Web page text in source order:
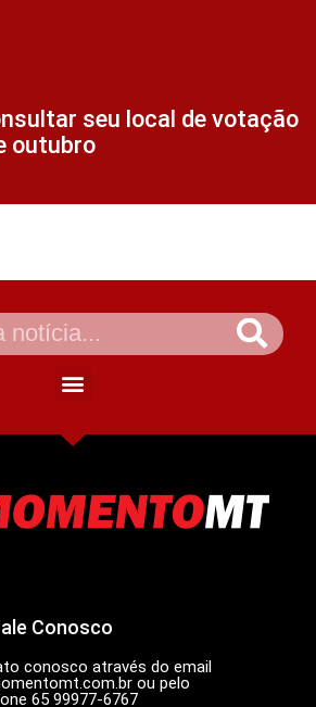
seu local de votação
outubro
Conosco
conosco através do email
ou pelo
65 99977-6767